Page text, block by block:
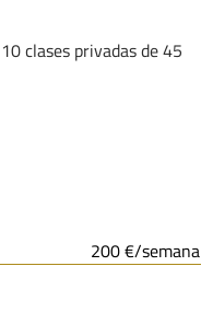
clases privadas de 45
200 €/semana